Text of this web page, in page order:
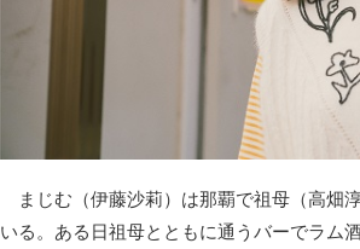
まじむ（伊藤沙莉）は那覇で祖母（高畑
いる。ある日祖母とともに通うバーでラム